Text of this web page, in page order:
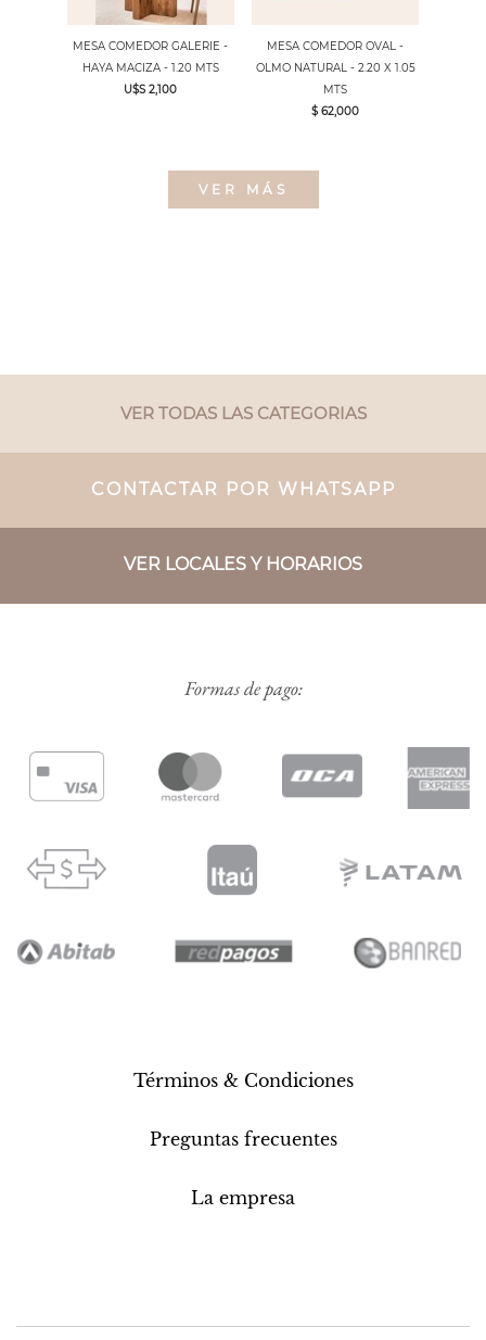
MESA COMEDOR GALERIE -
HAYA MACIZA - 1.20 MTS
U$S 2,100
MESA COMEDOR OVAL -
OLMO NATURAL - 2.20 X 1.05
MTS
$ 62,000
VER MÁS
VER TODAS LAS CATEGORIAS
CONTACTAR POR WHATSAPP
VER LOCALES Y HORARIOS
Formas de pago:
Términos & Condiciones
Preguntas frecuentes
La empresa